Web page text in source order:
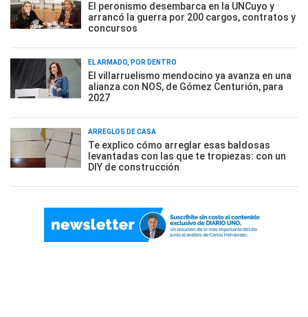
El peronismo desembarca en la UNCuyo y
arrancó la guerra por 200 cargos, contratos y
concursos
EL ARMADO, POR DENTRO
El villarruelismo mendocino ya avanza en una
alianza con NOS, de Gómez Centurión, para
2027
ARREGLOS DE CASA
Te explico cómo arreglar esas baldosas
levantadas con las que te tropiezas: con un
DIY de construcción